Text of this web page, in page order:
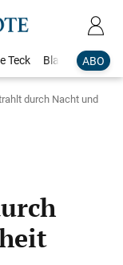
ABO
Teck Blaulicht
durch Nacht und